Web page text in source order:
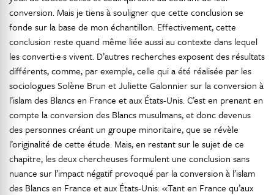
conversion. Mais je tiens à souligner que cette conclusion se
fonde sur la base de mon échantillon. Effectivement, cette
conclusion reste quand même liée aussi au contexte dans lequel
les converti·e·s vivent. D’autres recherches exposent des résultats
différents, comme, par exemple, celle qui a été réalisée par les
sociologues Solène Brun et Juliette Galonnier sur la conversion à
l’islam des Blancs en France et aux États-Unis. C’est en prenant en
compte la conversion des Blancs musulmans, et donc devenus
des personnes créant un groupe minoritaire, que se révèle
l’originalité de cette étude. Mais, en restant sur le sujet de ce
chapitre, les deux chercheuses formulent une conclusion sans
nuance sur l’impact négatif provoqué par la conversion à l’islam
des Blancs en France et aux États-Unis: «Tant en France qu’aux